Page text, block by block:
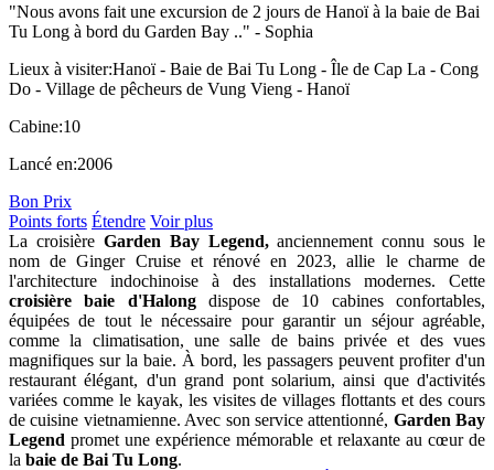
"Nous avons fait une excursion de 2 jours de Hanoï à la baie de Bai
Tu Long à bord du Garden Bay .." - Sophia
Lieux à visiter:Hanoï - Baie de Bai Tu Long - Île de Cap La - Cong
Do - Village de pêcheurs de Vung Vieng - Hanoï
Cabine:10
Lancé en:2006
Bon Prix
Points forts Étendre Voir plus
La croisière Garden Bay Legend,anciennement connu sous le
nom de Ginger Cruise et rénové en 2023, allie le charme de
l'architecture indochinoise à des installations modernes. Cette
croisière baie d'Halongdispose de 10 cabines confortables,
équipées de tout le nécessaire pour garantir un séjour agréable,
comme la climatisation, une salle de bains privée et des vues
magnifiques sur la baie. À bord, les passagers peuvent profiter d'un
restaurant élégant, d'un grand pont solarium, ainsi que d'activités
variées comme le kayak, les visites de villages flottants et des cours
de cuisine vietnamienne. Avec son service attentionné, Garden Bay
Legendpromet une expérience mémorable et relaxante au cœur de
la baie de Bai Tu Long.